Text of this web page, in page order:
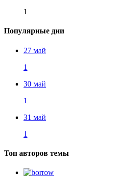
1
Популярные дни
27 май
1
30 май
1
31 май
1
Топ авторов темы